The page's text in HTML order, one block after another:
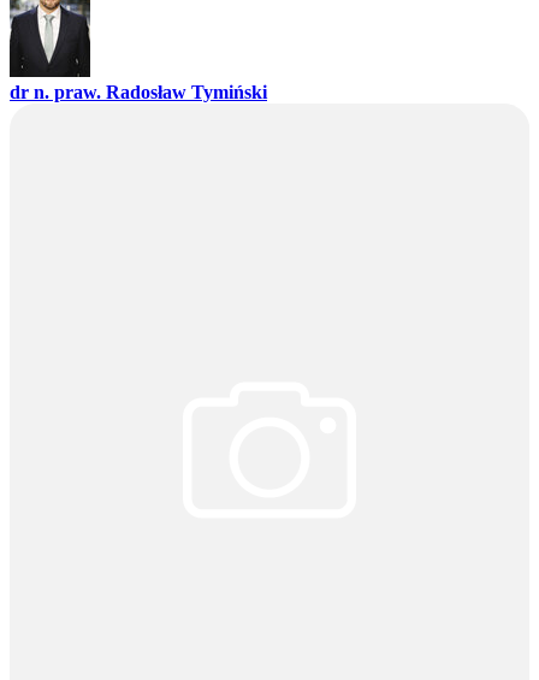
dr n. praw. Radosław Tymiński